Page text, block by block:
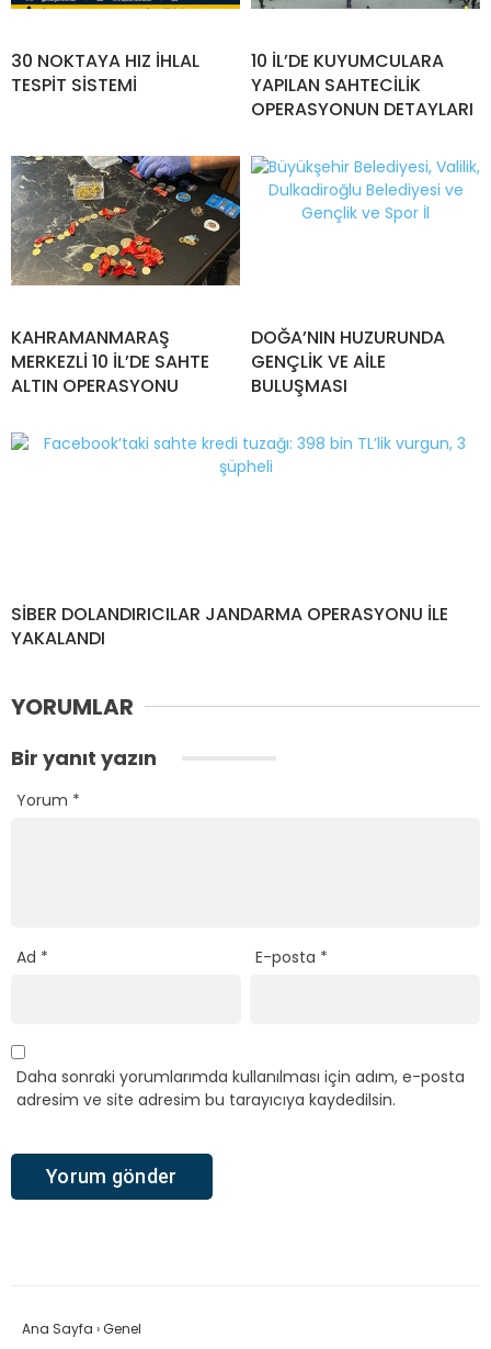
30 NOKTAYA HIZ İHLAL
TESPİT SİSTEMİ
10 İL’DE KUYUMCULARA
YAPILAN SAHTECİLİK
OPERASYONUN DETAYLARI
KAHRAMANMARAŞ
MERKEZLİ 10 İL’DE SAHTE
ALTIN OPERASYONU
DOĞA’NIN HUZURUNDA
GENÇLİK VE AİLE
BULUŞMASI
SİBER DOLANDIRICILAR JANDARMA OPERASYONU İLE
YAKALANDI
YORUMLAR
Bir yanıt yazın
Yorum *
Ad * E-posta *
Daha sonraki yorumlarımda kullanılması için adım, e-posta
adresim ve site adresim bu tarayıcıya kaydedilsin.
Ana Sayfa ›Genel